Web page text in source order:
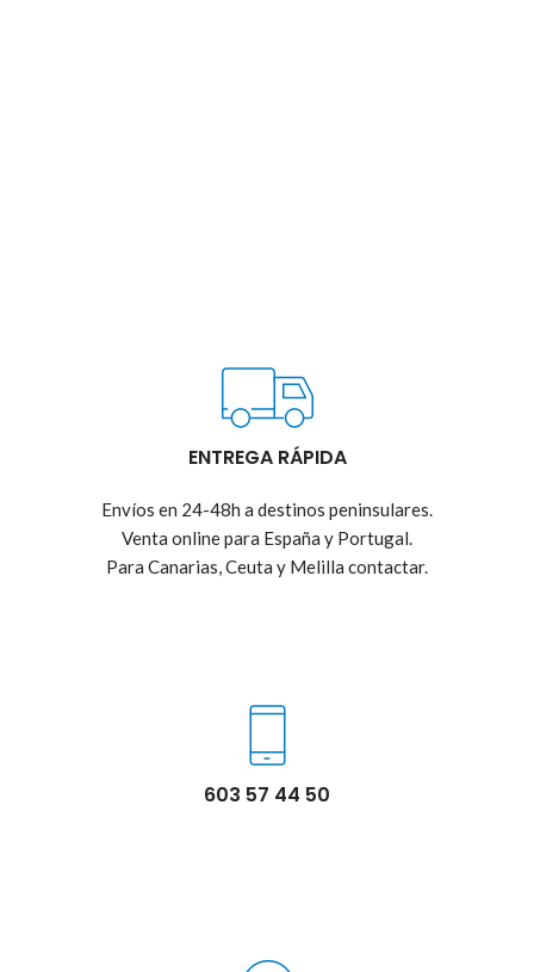
ENTREGA RÁPIDA
Envíos en 24-48h a destinos peninsulares.
Venta online para España y Portugal.
Para Canarias, Ceuta y Melilla contactar.
603 57 44 50